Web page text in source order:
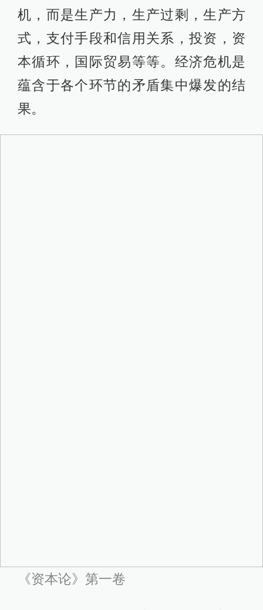
机，而是生产力，生产过剩，生产方
式，支付手段和信用关系，投资，资
本循环，国际贸易等等。经济危机是
蕴含于各个环节的矛盾集中爆发的结
果。
《资本论》第一卷